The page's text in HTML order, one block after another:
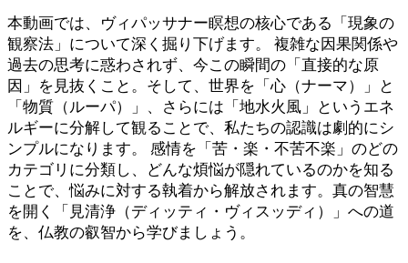
本動画では、ヴィパッサナー瞑想の核心である「現象の
観察法」について深く掘り下げます。 複雑な因果関係や
過去の思考に惑わされず、今この瞬間の「直接的な原
因」を見抜くこと。そして、世界を「心（ナーマ）」と
「物質（ルーパ）」、さらには「地水火風」というエネ
ルギーに分解して観ることで、私たちの認識は劇的にシ
ンプルになります。 感情を「苦・楽・不苦不楽」のどの
カテゴリに分類し、どんな煩悩が隠れているのかを知る
ことで、悩みに対する執着から解放されます。真の智慧
を開く「見清浄（ディッティ・ヴィスッディ）」への道
を、仏教の叡智から学びましょう。